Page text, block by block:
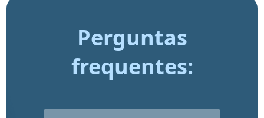
Perguntas
frequentes: